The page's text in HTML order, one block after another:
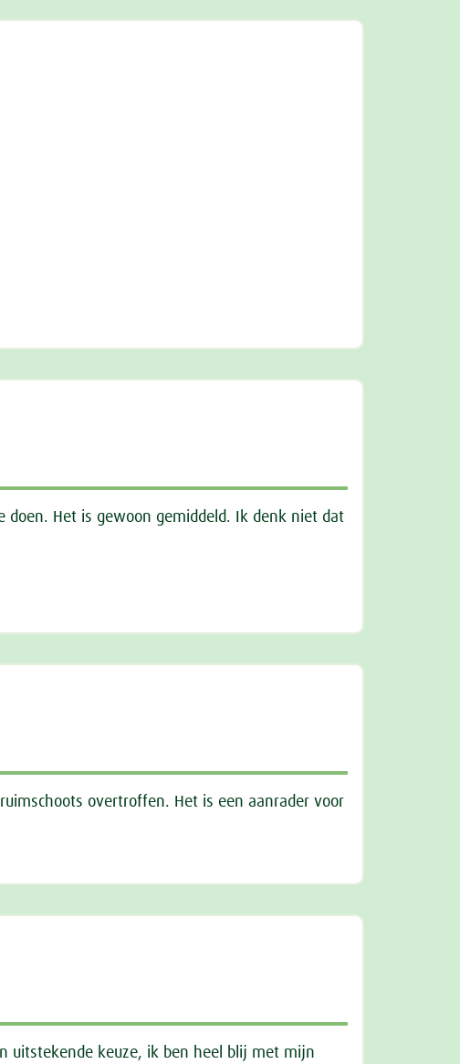
doen. Het is gewoon gemiddeld. Ik denk niet dat
overtroffen. Het is een aanrader voor
uitstekende keuze, ik ben heel blij met mijn